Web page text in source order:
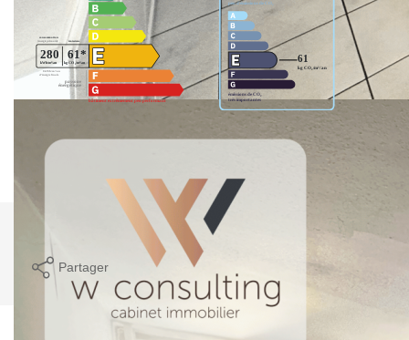
Montant estimé des dépenses annuelles d'énergie pour un
usage standard entre 1430€ et 1970€. indexées aux années
2021,2022 et 2023 (abonnement compris).
Partager Calculer mon budget
Caractéristiques détaillées